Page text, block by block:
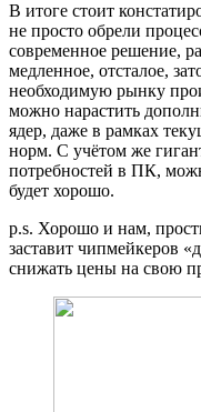
В итоге стоит
не просто обрели
современное решение,
медленное, отсталое,
необходимую рынку
можно нарастить
ядер, даже в рамках
норм. С учётом же
потребностей в ПК,
будет хорошо.
p.s. Хорошо и нам,
заставит чипмейкеров
снижать цены на свою